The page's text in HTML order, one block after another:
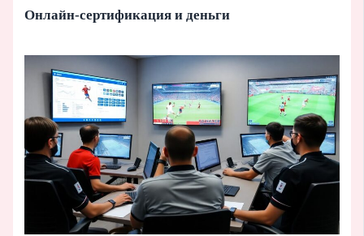
Онлайн-сертификация и деньги